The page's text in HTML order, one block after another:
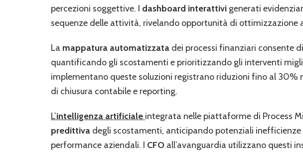
percezioni soggettive. I dashboard interattivi generati
sequenze delle attività, rivelando opportunità di ottimizzazione
La mappatura automatizzata dei processi finanziari consente
quantificando gli scostamenti e prioritizzando gli interventi
implementano queste soluzioni registrano riduzioni fino al 30%
di chiusura contabile e reporting.
L’intelligenza artificiale integrata nelle piattaforme di Process
predittiva degli scostamenti, anticipando potenziali
performance aziendali. I CFO all’avanguardia utilizzano questi